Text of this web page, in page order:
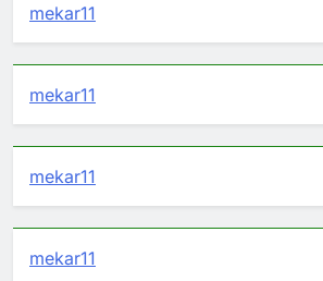
mekar11
mekar11
mekar11
mekar11